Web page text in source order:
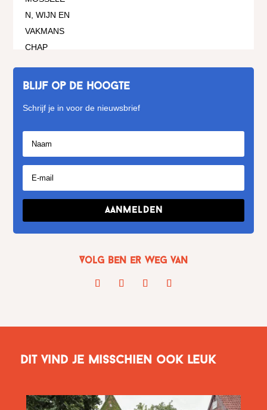
Blijf op de hoogte
Schrijf je in voor de nieuwsbrief
Aanmelden
Volg Ben er weg van
Dit vind je misschien ook leuk